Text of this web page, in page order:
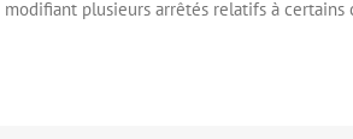
modifiant plusieurs arrêtés relatifs à